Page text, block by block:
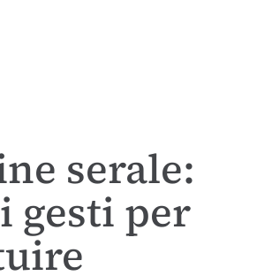
serale:
gesti per